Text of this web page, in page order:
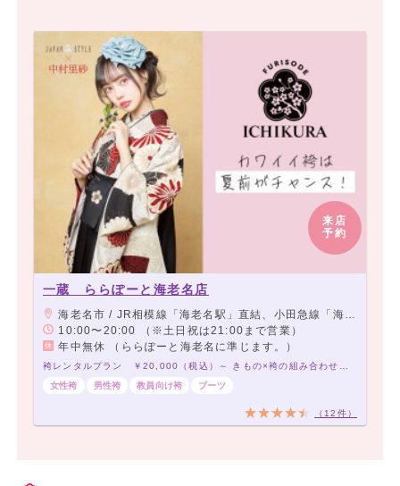
来店
予約
一蔵 ららぽーと海老名店
海老名市 / JR相模線「海老名駅」直結、小田急線「海老名駅」より徒歩3分、相模鉄道本線「海老名駅」より徒歩4分
10:00〜20:00 （※土日祝は21:00まで営業）
年中無休 （ららぽーと海老名に準じます。）
女性袴
男性袴 教員向け袴 ブーツ
（12件）